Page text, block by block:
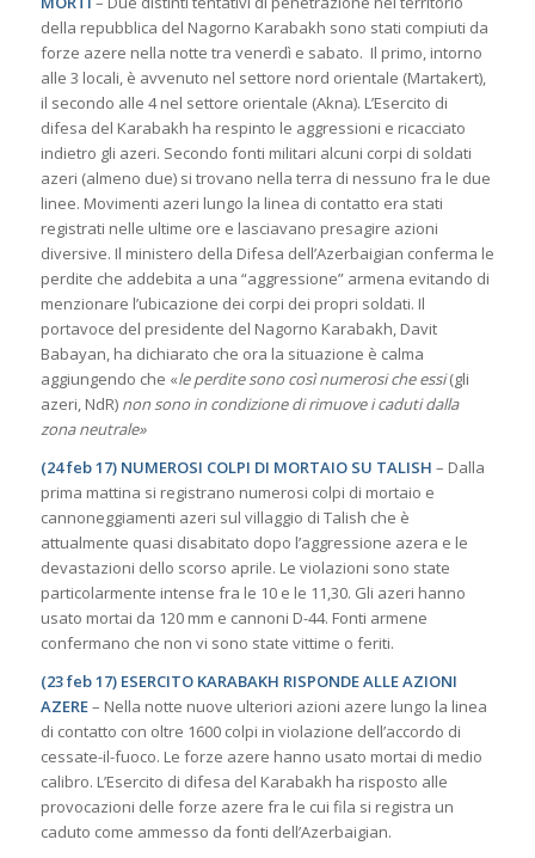
della repubblica del Nagorno Karabakh sono stati compiuti da
forze azere nella notte tra venerdì e sabato. Il primo, intorno
alle 3 locali, è avvenuto nel settore nord orientale (Martakert),
il secondo alle 4 nel settore orientale (Akna). L’Esercito di
difesa del Karabakh ha respinto le aggressioni e ricacciato
indietro gli azeri. Secondo fonti militari alcuni corpi di soldati
azeri (almeno due) si trovano nella terra di nessuno fra le due
linee. Movimenti azeri lungo la linea di contatto era stati
registrati nelle ultime ore e lasciavano presagire azioni
diversive. Il ministero della Difesa dell’Azerbaigian conferma le
perdite che addebita a una “aggressione” armena evitando di
menzionare l’ubicazione dei corpi dei propri soldati. Il
portavoce del presidente del Nagorno Karabakh, Davit
Babayan, ha dichiarato che ora la situazione è calma
aggiungendo che «le perdite sono così numerosi che essi(gli
azeri, NdR)non sono in condizione di rimuove i caduti dalla
zona neutrale»
(24 feb 17) NUMEROSI COLPI DI MORTAIO SU TALISH – Dalla
prima mattina si registrano numerosi colpi di mortaio e
cannoneggiamenti azeri sul villaggio di Talish che è
attualmente quasi disabitato dopo l’aggressione azera e le
devastazioni dello scorso aprile. Le violazioni sono state
particolarmente intense fra le 10 e le 11,30. Gli azeri hanno
usato mortai da 120 mm e cannoni D-44. Fonti armene
confermano che non vi sono state vittime o feriti.
(23 feb 17) ESERCITO KARABAKH RISPONDE ALLE AZIONI
AZERE– Nella notte nuove ulteriori azioni azere lungo la linea
di contatto con oltre 1600 colpi in violazione dell’accordo di
cessate-il-fuoco. Le forze azere hanno usato mortai di medio
calibro. L’Esercito di difesa del Karabakh ha risposto alle
provocazioni delle forze azere fra le cui fila si registra un
caduto come ammesso da fonti dell’Azerbaigian.